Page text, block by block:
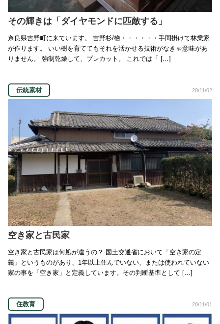
その輝きは「ダイヤモンドに匹敵する」
奈良県吉野町に来ています。 吉野杉/檜・・・・・・手間掛けて林業家
が作ります。 いい樹を育ててもそれを活かせる技術がなきゃ意味があ
りません。 強制乾燥して、プレカット。 これでは「 […]
伝統素材 20/11/02
空き家と古民家
空き家と古民家は何処が違うの？ 国土交通省において「空き家の定
義」というものがあり、1年以上住んでいない、または使われていない
家の事を「空き家」と定義しています。その判断基準として […]
住教育 20/11/01